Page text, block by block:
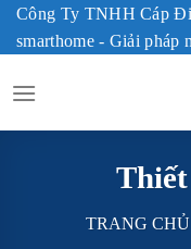
SkipCông Ty TNHH Cáp
smarthome - Giải pháp
TRANG CHỦ